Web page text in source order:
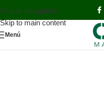
Skip to navigation
Skip to main content
Menú